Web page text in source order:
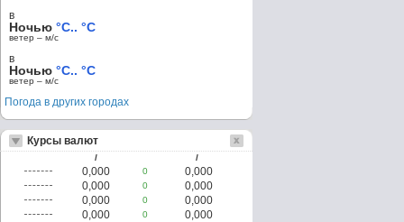
в
Ночью °C.. °C
ветер – м/c
в
Ночью °C.. °C
ветер – м/c
Погода в других городах
Курсы валют
/ /
0,000 0
0,000
0,000
0
0,000
0,000
0
0,000
0,000
0
0,000